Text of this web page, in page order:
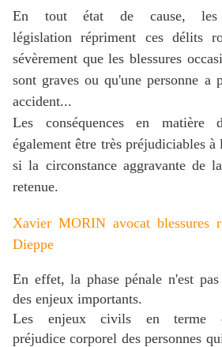
En tout état de cause,
législation répriment ces délits
sévèrement que les blessures
sont graves ou qu'une personne a
accident...
Les conséquences en matière
également être très préjudiciables
si la circonstance aggravante de
retenue.
Xavier MORIN avocat blessures
Dieppe
En effet, la phase pénale n'est
des enjeux importants.
Les enjeux civils en terme
préjudice corporel des personnes